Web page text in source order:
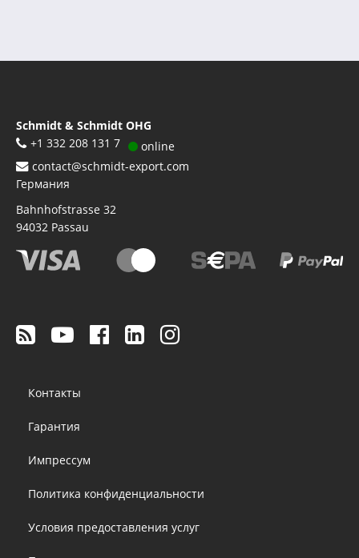
Schmidt & Schmidt OHG
+1 332 208 131 7
online
contact@schmidt-export.com
Германия
Bahnhofstrasse 32
94032 Passau
menu
Контакты
Гарантия
Импрессум
Политика конфиденциальности
Условия предоставления услуг